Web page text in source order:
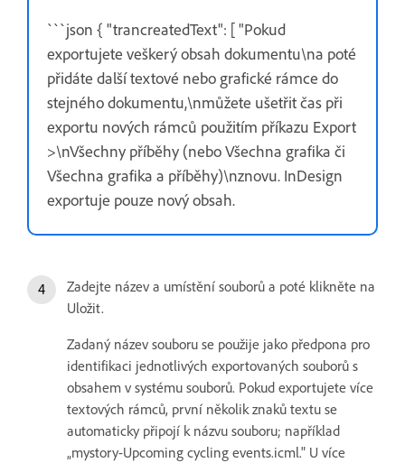
```json { "trancreatedText": [ "Pokud
exportujete veškerý obsah dokumentu\na poté
přidáte další textové nebo grafické rámce do
stejného dokumentu,\nmůžete ušetřit čas při
exportu nových rámců použitím příkazu Export
>\nVšechny příběhy (nebo Všechna grafika či
Všechna grafika a příběhy)\nznovu. InDesign
exportuje pouze nový obsah.
Zadejte název a umístění souborů a poté klikněte na
Uložit.
Zadaný název souboru se použije jako předpona pro
identifikaci jednotlivých exportovaných souborů s
obsahem v systému souborů. Pokud exportujete více
textových rámců, první několik znaků textu se
automaticky připojí k názvu souboru; například
„mystory-Upcoming cycling events.icml." U více